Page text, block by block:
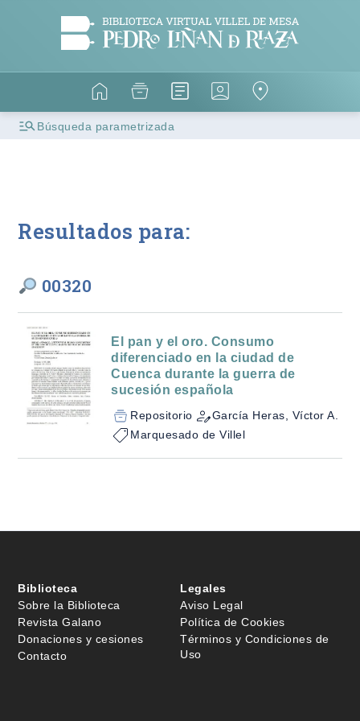
Búsqueda parametrizada
Resultados para:
00320
El pan y el oro. Consumo
diferenciado en la ciudad de
Cuenca durante la guerra de
sucesión española
Repositorio
García Heras, Víctor A.
Marquesado de Villel
Biblioteca
Sobre la Biblioteca
Revista Galano
Donaciones y cesiones
Contacto
Legales
Aviso Legal
Política de Cookies
Términos y Condiciones de
Uso